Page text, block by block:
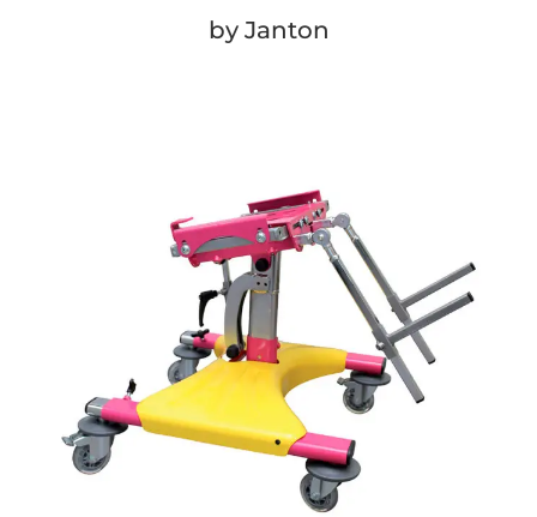
by Janton